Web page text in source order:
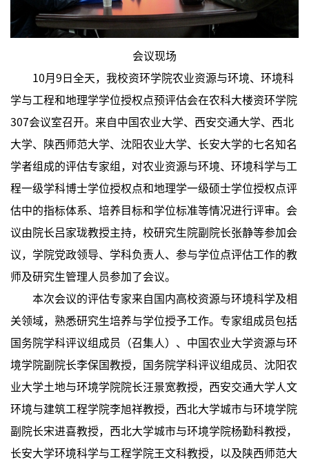
会议现场
10月9日全天，我校资环学院农业资源与环境、环境科
学与工程和地理学学位授权点预评估会在农科大楼资环学院
307会议室召开。来自中国农业大学、西安交通大学、西北
大学、陕西师范大学、沈阳农业大学、长安大学的七名知名
学者组成的评估专家组，对农业资源与环境、环境科学与工
程一级学科博士学位授权点和地理学一级硕士学位授权点评
估中的指标体系、培养目标和学位标准等情况进行评审。会
议由院长吕家珑教授主持，校研究生院副院长张静等参加会
议，学院党政领导、学科负责人、参与学位点评估工作的教
师及研究生管理人员参加了会议。
本次会议的评估专家来自国内高校资源与环境科学及相
关领域，熟悉研究生培养与学位授予工作。专家组成员包括
国务院学科评议组成员（召集人）、中国农业大学资源与环
境学院副院长李保国教授，国务院学科评议组成员、沈阳农
业大学土地与环境学院院长汪景宽教授，西安交通大学人文
环境与建筑工程学院李旭祥教授，西北大学城市与环境学院
副院长宋进喜教授，西北大学城市与环境学院杨勤科教授，
长安大学环境科学与工程学院王文科教授，以及陕西师范大